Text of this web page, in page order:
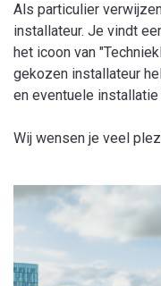
Als particulier
installateur. Je vindt
het icoon van
gekozen installateur
en eventuele installatie
Wij wensen je veel